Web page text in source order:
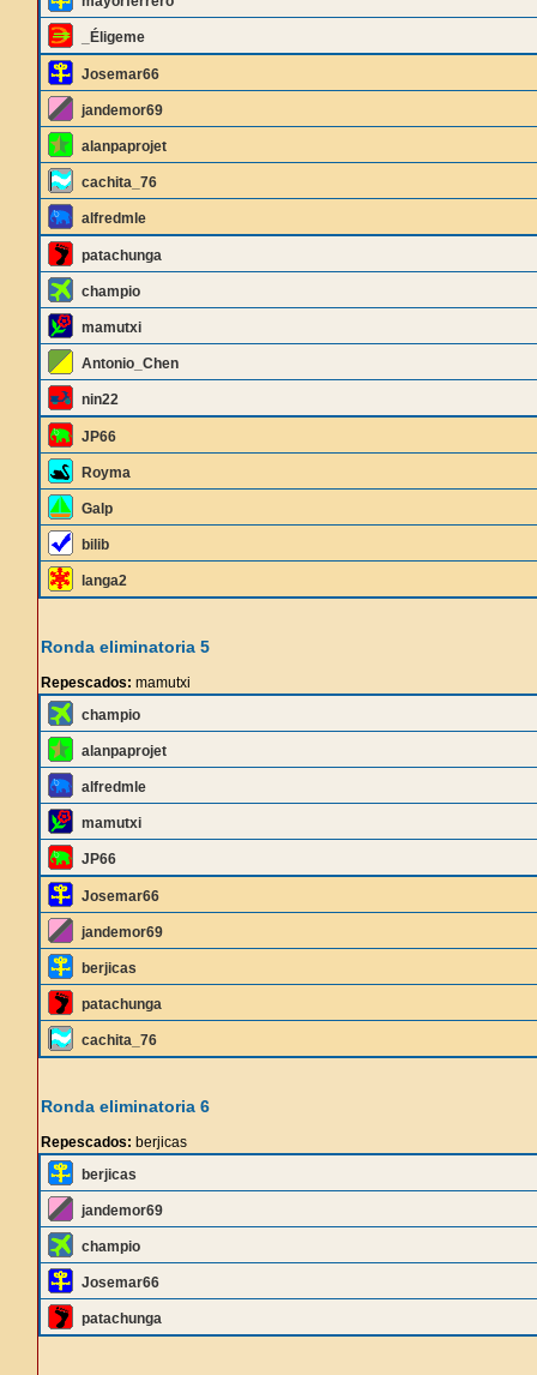
_Éligeme
Josemar66
jandemor69
alanpaprojet
cachita_76
alfredmle
patachunga
champio
mamutxi
Antonio_Chen
nin22
JP66
Royma
Galp
bilib
langa2
Ronda eliminatoria 5
Repescados: mamutxi
champio
alanpaprojet
alfredmle
mamutxi
JP66
Josemar66
jandemor69
berjicas
patachunga
cachita_76
Ronda eliminatoria 6
Repescados: berjicas
berjicas
jandemor69
champio
Josemar66
patachunga